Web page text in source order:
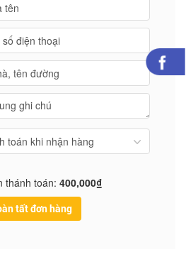
thánh toán: 400,000₫
tất đơn hàng